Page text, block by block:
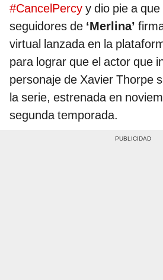
#CancelPercy y dio pie a
seguidores de ‘Merlina’
virtual lanzada en la
para lograr que el actor que
personaje de Xavier Thorpe
la serie, estrenada en
segunda temporada.